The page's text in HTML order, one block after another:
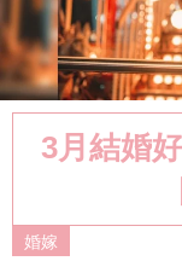
3月結婚
婚嫁